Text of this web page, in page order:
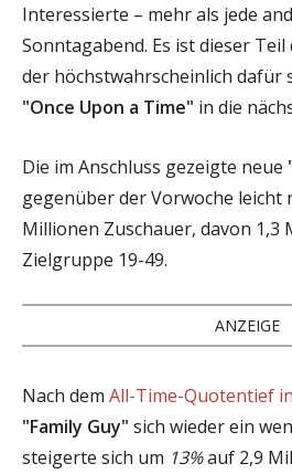
Interessierte – mehr als jede
Sonntagabend. Es ist dieser
der höchstwahrscheinlich dafür
"Once Upon a Time" in die
Die im Anschluss gezeigte neue
gegenüber der Vorwoche leicht
Millionen Zuschauer, davon 1,3
Zielgruppe 19-49.
ANZEIGE
Nach dem All-Time-Quotentief
"Family Guy" sich wieder ein
steigerte sich um 13%auf 2,9